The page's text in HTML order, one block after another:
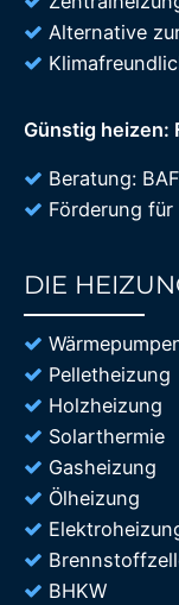
Alternative
Günstig heizen:
Beratung:
Förderung
DIE
Pelletheizung
Holzheizung
Solarthermie
Gasheizung
Ölheizung
BHKW